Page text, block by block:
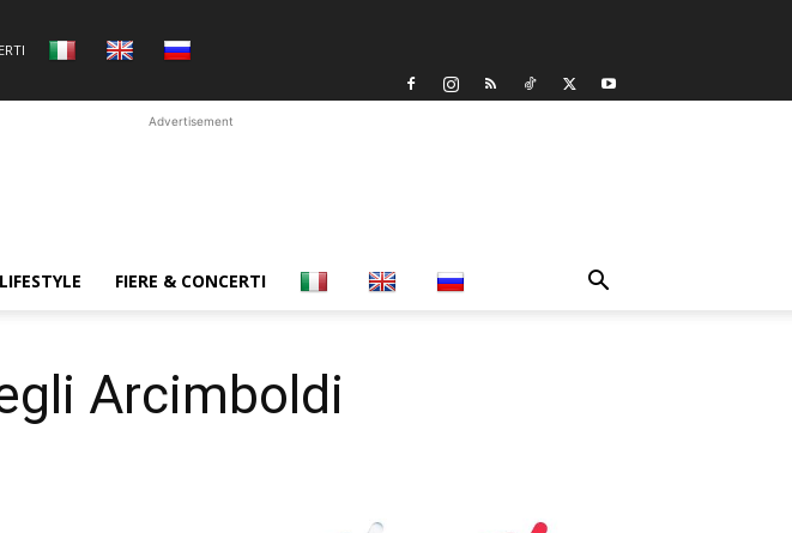
Advertisement
LIFESTYLE FIERE & CONCERTI
Arcimboldi